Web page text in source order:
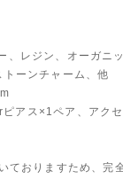
、レジン、オーガニ
トーンチャーム、他
アス×1ペア、アク
ておりますため、完